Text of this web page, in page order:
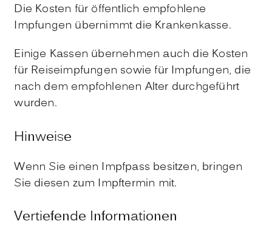
Die Kosten für öffentlich empfohlene
Impfungen übernimmt die Krankenkasse.
Einige Kassen übernehmen auch die Kosten
für Reiseimpfungen sowie für Impfungen, die
nach dem empfohlenen Alter durchgeführt
wurden.
Hinweise
Wenn Sie einen Impfpass besitzen, bringen
Sie diesen zum Impftermin mit.
Vertiefende Informationen